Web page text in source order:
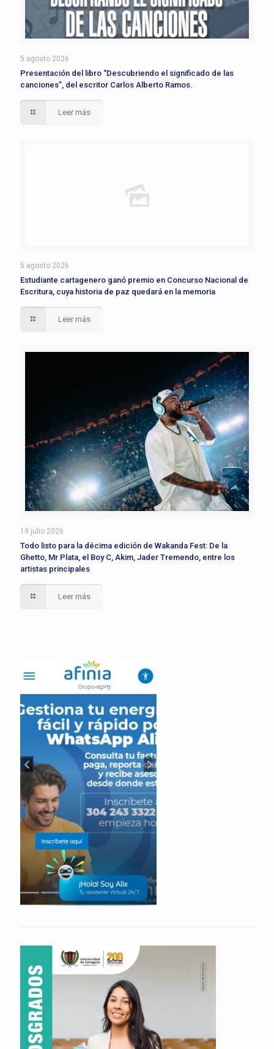
5 agosto 2026
Presentación del libro “Descubriendo el significado de las
canciones”, del escritor Carlos Alberto Ramos.
Leer más
5 agosto 2026
Estudiante cartagenero ganó premio en Concurso Nacional de
Escritura, cuya historia de paz quedará en la memoria
Leer más
19 julio 2026
Todo listo para la décima edición de Wakanda Fest: De la
Ghetto, Mr Plata, el Boy C, Akim, Jader Tremendo, entre los
artistas principales
Leer más